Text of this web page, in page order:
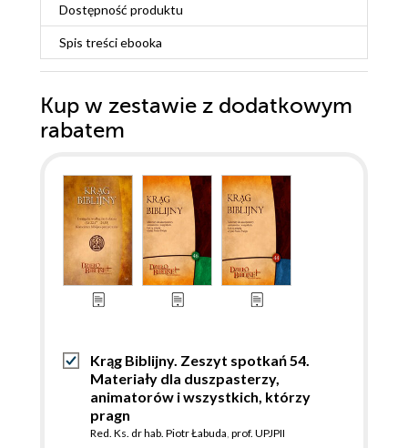
Dostępność produktu
Spis treściebooka
Kup w zestawie z dodatkowym
rabatem
Krąg Biblijny. Zeszyt spotkań 54.
Materiały dla duszpasterzy,
animatorów i wszystkich, którzy
pragn
Red. Ks. dr hab. Piotr Łabuda prof. UPJPII